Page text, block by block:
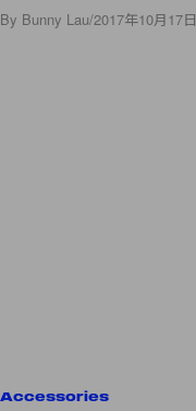
By Bunny Lau/2017年10月17日
Accessories